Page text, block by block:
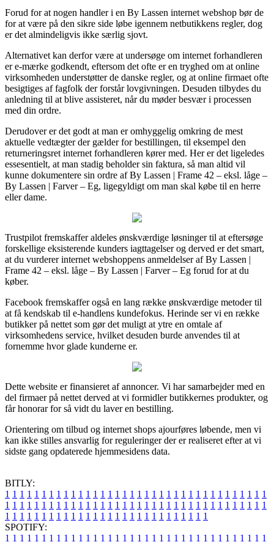
Forud for at nogen handler i en By Lassen internet webshop bør de
for at være på den sikre side løbe igennem netbutikkens regler, dog
er det almindeligvis ikke særlig sjovt.
Alternativet kan derfor være at undersøge om internet forhandleren
er e-mærke godkendt, eftersom det ofte er en tryghed om at online
virksomheden understøtter de danske regler, og at online firmaet ofte
besigtiges af fagfolk der forstår lovgivningen. Desuden tilbydes du
anledning til at blive assisteret, når du møder besvær i processen
med din ordre.
Derudover er det godt at man er omhyggelig omkring de mest
aktuelle vedtægter der gælder for bestillingen, til eksempel den
returneringsret internet forhandleren kører med. Her er det ligeledes
essesentielt, at man stadig beholder sin faktura, så man altid vil
kunne dokumentere sin ordre af By Lassen | Frame 42 – eksl. låge –
By Lassen | Farver – Eg, ligegyldigt om man skal købe til en herre
eller dame.
Trustpilot fremskaffer aldeles ønskværdige løsninger til at eftersøge
forskellige eksisterende kunders iagttagelser og derved er det smart,
at du vurderer internet webshoppens anmeldelser af By Lassen |
Frame 42 – eksl. låge – By Lassen | Farver – Eg forud for at du
køber.
Facebook fremskaffer også en lang række ønskværdige metoder til
at få kendskab til e-handlens kundefokus. Herinde ser vi en række
butikker på nettet som gør det muligt at ytre en omtale af
virksomhedens service, hvilket desuden burde anvendes til at
fornemme hvor glade kunderne er.
Dette website er finansieret af annoncer. Vi har samarbejder med en
del firmaer på nettet derved at vi formidler butikkernes produkter, og
får honorar for så vidt du laver en bestilling.
Orientering om tilbud og internet shops ajourføres løbende, men vi
kan ikke stilles ansvarlig for reguleringer der er realiseret efter at vi
sidste gang opdaterede hjemmesidens data.
BITLY:
1 1 1 1 1 1 1 1 1 1 1 1 1 1 1 1 1 1 1 1 1 1 1 1 1 1 1 1 1 1 1 1 1 1 1 1
1 1 1 1 1 1 1 1 1 1 1 1 1 1 1 1 1 1 1 1 1 1 1 1 1 1 1 1 1 1 1 1 1 1 1 1
1 1 1 1 1 1 1 1 1 1 1 1 1 1 1 1 1 1 1 1 1 1 1 1 1 1 1 1
SPOTIFY:
1 1 1 1 1 1 1 1 1 1 1 1 1 1 1 1 1 1 1 1 1 1 1 1 1 1 1 1 1 1 1 1 1 1 1 1